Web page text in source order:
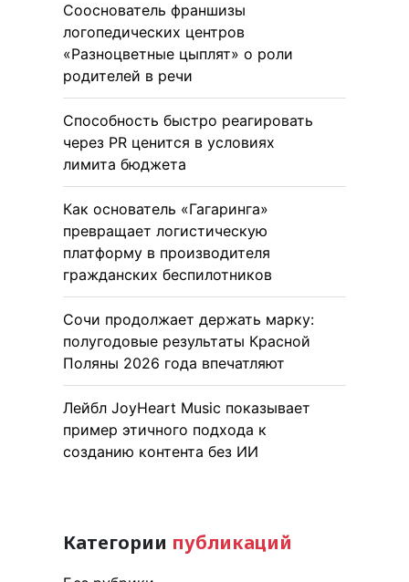
Сооснователь франшизы
логопедических центров
«Разноцветные цыплят» о роли
родителей в речи
Способность быстро реагировать
через PR ценится в условиях
лимита бюджета
Как основатель «Гагаринга»
превращает логистическую
платформу в производителя
гражданских беспилотников
Сочи продолжает держать марку:
полугодовые результаты Красной
Поляны 2026 года впечатляют
Лейбл JoyHeart Music показывает
пример этичного подхода к
созданию контента без ИИ
Категории публикаций